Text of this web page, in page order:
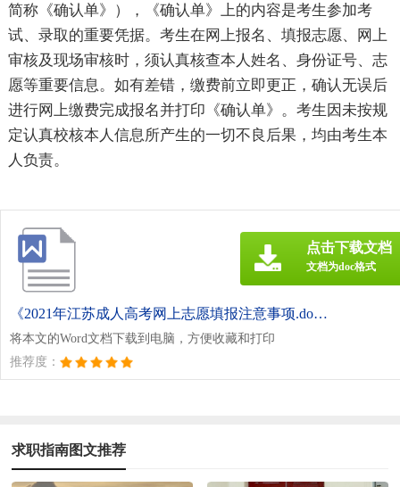
简称《确认单》），《确认单》上的内容是考生参加考
试、录取的重要凭据。考生在网上报名、填报志愿、网上
审核及现场审核时，须认真核查本人姓名、身份证号、志
愿等重要信息。如有差错，缴费前立即更正，确认无误后
进行网上缴费完成报名并打印《确认单》。考生因未按规
定认真校核本人信息所产生的一切不良后果，均由考生本
人负责。
《2021年江苏成人高考网上志愿填报注意事项.doc》
将本文的Word文档下载到电脑，方便收藏和打印
推荐度：
点击下载文档
文档为doc格式
求职指南图文推荐